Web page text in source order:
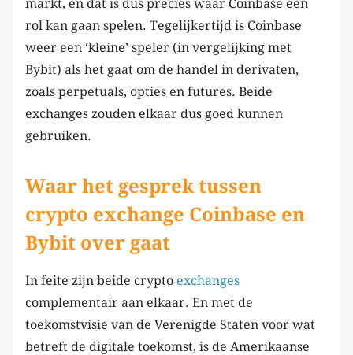
markt, en dat is dus precies waar Coinbase een
rol kan gaan spelen. Tegelijkertijd is Coinbase
weer een ‘kleine’ speler (in vergelijking met
Bybit) als het gaat om de handel in derivaten,
zoals perpetuals, opties en futures. Beide
exchanges zouden elkaar dus goed kunnen
gebruiken.
Waar het gesprek tussen
crypto exchange Coinbase en
Bybit over gaat
In feite zijn beide crypto exchanges
complementair aan elkaar. En met de
toekomstvisie van de Verenigde Staten voor wat
betreft de digitale toekomst, is de Amerikaanse